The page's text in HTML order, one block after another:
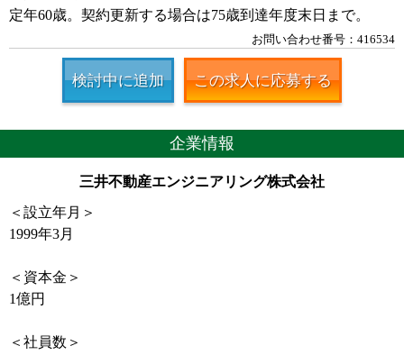
定年60歳。契約更新する場合は75歳到達年度末日まで。
お問い合わせ番号：416534
検討中に追加 この求人に応募する
企業情報
三井不動産エンジニアリング株式会社
＜設立年月＞
1999年3月
＜資本金＞
1億円
＜社員数＞